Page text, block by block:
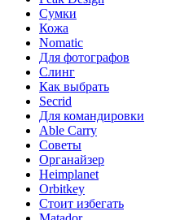
Сумки
Кожа
Nomatic
Для фотографов
Слинг
Как выбрать
Secrid
Для командировки
Able Carry
Советы
Органайзер
Heimplanet
Orbitkey
Стоит избегать